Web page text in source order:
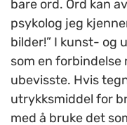
bare ord. Ord kan
psykolog jeg
bilder!” I kunst- og
som en forbindelse
ubevisste. Hvis
utrykksmiddel for
med å bruke det